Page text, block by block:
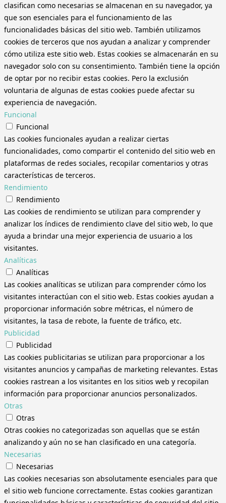
clasifican como necesarias se almacenan en su navegador, ya
que son esenciales para el funcionamiento de las
funcionalidades básicas del sitio web. También utilizamos
cookies de terceros que nos ayudan a analizar y comprender
cómo utiliza este sitio web. Estas cookies se almacenarán en su
navegador solo con su consentimiento. También tiene la opción
de optar por no recibir estas cookies. Pero la exclusión
voluntaria de algunas de estas cookies puede afectar su
experiencia de navegación.
Funcional
Funcional
Las cookies funcionales ayudan a realizar ciertas
funcionalidades, como compartir el contenido del sitio web en
plataformas de redes sociales, recopilar comentarios y otras
características de terceros.
Rendimiento
Rendimiento
Las cookies de rendimiento se utilizan para comprender y
analizar los índices de rendimiento clave del sitio web, lo que
ayuda a brindar una mejor experiencia de usuario a los
visitantes.
Analíticas
Analíticas
Las cookies analíticas se utilizan para comprender cómo los
visitantes interactúan con el sitio web. Estas cookies ayudan a
proporcionar información sobre métricas, el número de
visitantes, la tasa de rebote, la fuente de tráfico, etc.
Publicidad
Publicidad
Las cookies publicitarias se utilizan para proporcionar a los
visitantes anuncios y campañas de marketing relevantes. Estas
cookies rastrean a los visitantes en los sitios web y recopilan
información para proporcionar anuncios personalizados.
Otras
Otras
Otras cookies no categorizadas son aquellas que se están
analizando y aún no se han clasificado en una categoría.
Necesarias
Necesarias
Las cookies necesarias son absolutamente esenciales para que
el sitio web funcione correctamente. Estas cookies garantizan